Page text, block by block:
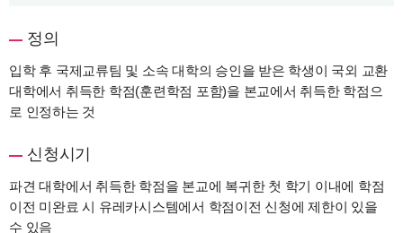
정의
입학 후 국제교류팀 및 소속 대학의 승인을 받은 학생이 국외 교환
대학에서 취득한 학점(훈련학점 포함)을 본교에서 취득한 학점으
로 인정하는 것
신청시기
파견 대학에서 취득한 학점을 본교에 복귀한 첫 학기 이내에 학점
이전 미완료 시 유레카시스템에서 학점이전 신청에 제한이 있을
수 있음